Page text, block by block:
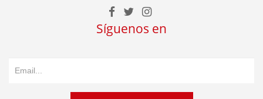
Síguenos en